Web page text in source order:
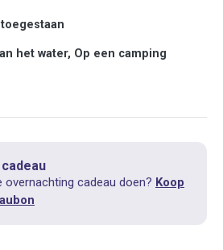
het water, Op een camping
overnachting cadeau doen? Koop